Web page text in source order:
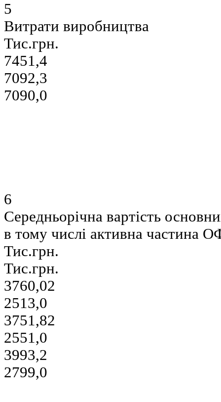
5
Витрати виробництва
Тис.грн.
7451,4
7092,3
7090,0
6
Середньорічна вартість
в тому числі активна частина
Тис.грн.
Тис.грн.
3760,02
2513,0
3751,82
2551,0
3993,2
2799,0